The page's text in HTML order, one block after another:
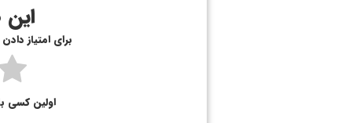
برای امتیاز
اولین کسی